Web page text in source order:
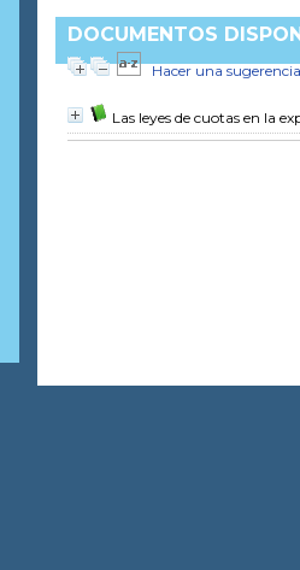
DOCUMENTOS
Hacer una sugerencia
Las leyes de cuotas en la